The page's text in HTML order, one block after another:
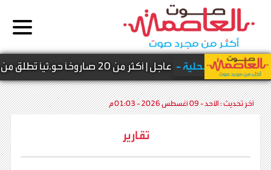
أخبار محلية - عاجل | أكثر من 20 صاروخًا حو.ثيًا تُطلق من مقبنة وسط انفجارات تهز المخا
آخر تحديث :الأحد - 09 أغسطس 2026 - 01:03 م
تقارير